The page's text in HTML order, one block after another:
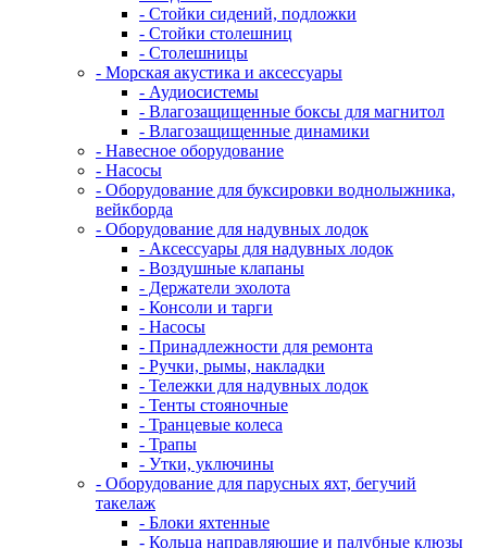
- Стойки сидений, подложки
- Стойки столешниц
- Столешницы
- Морская акустика и аксессуары
- Аудиосистемы
- Влагозащищенные боксы для магнитол
- Влагозащищенные динамики
- Навесное оборудование
- Насосы
- Оборудование для буксировки воднолыжника,
вейкборда
- Оборудование для надувных лодок
- Аксессуары для надувных лодок
- Воздушные клапаны
- Держатели эхолота
- Консоли и тарги
- Насосы
- Принадлежности для ремонта
- Ручки, рымы, накладки
- Тележки для надувных лодок
- Тенты стояночные
- Транцевые колеса
- Трапы
- Утки, уключины
- Оборудование для парусных яхт, бегучий
такелаж
- Блоки яхтенные
- Кольца направляющие и палубные клюзы